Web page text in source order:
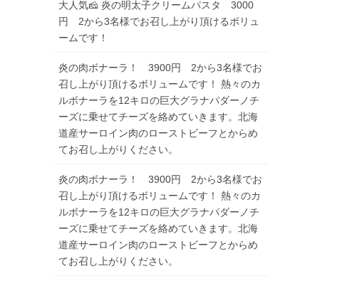
大人気🧀 炎の明太子クリームパスタ 3000
円 2から3名様でお召し上がり頂けるボリュ
ームです！
炎の肉ボナーラ！ 3900円 2から3名様でお
召し上がり頂けるボリュームです！ 熱々のカ
ルボナーラを12キロの巨大グラナパダーノチ
ーズに乗せてチーズを絡めていきます。北海
道産サーロイン肉のローストビーフとからめ
てお召し上がりください。
炎の肉ボナーラ！ 3900円 2から3名様でお
召し上がり頂けるボリュームです！ 熱々のカ
ルボナーラを12キロの巨大グラナパダーノチ
ーズに乗せてチーズを絡めていきます。北海
道産サーロイン肉のローストビーフとからめ
てお召し上がりください。